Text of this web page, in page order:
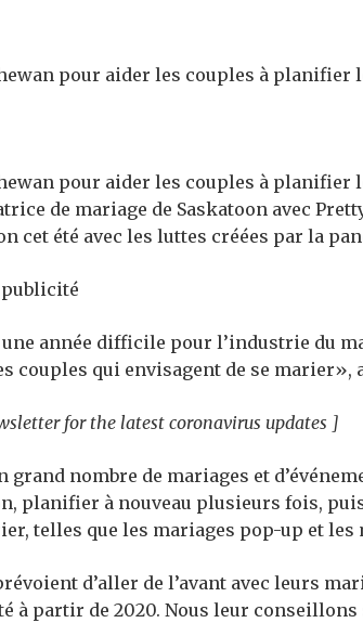
pour aider les couples à planifier
pour aider les couples à planifier
de mariage de Saskatoon avec
cet été avec les luttes créées par la
année difficile pour l’industrie du
couples qui envisagent de se marier»,
for the latest coronavirus updates ]
grand nombre de mariages et
planifier à nouveau plusieurs fois,
telles que les mariages pop-up et
d’aller de l’avant avec leurs
à partir de 2020. Nous leur